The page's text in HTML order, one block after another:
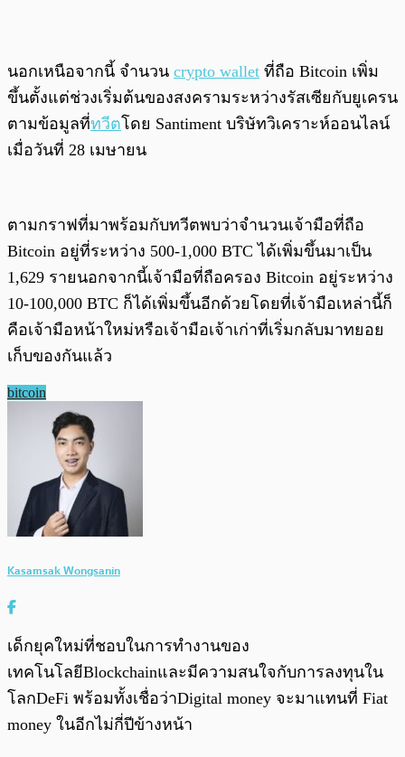
นอกเหนือจากนี้ จำนวน crypto wallet ที่ถือ Bitcoin เพิ่ม
ขึ้นตั้งแต่ช่วงเริ่มต้นของสงครามระหว่างรัสเซียกับยูเครน
ตามข้อมูลที่ทวีตโดย Santiment บริษัทวิเคราะห์ออนไลน์
เมื่อวันที่ 28 เมษายน
ตามกราฟที่มาพร้อมกับทวีตพบว่าจำนวนเจ้ามือที่ถือ
Bitcoin อยู่ที่ระหว่าง 500-1,000 BTC ได้เพิ่มขึ้นมาเป็น
1,629 รายนอกจากนี้เจ้ามือที่ถือครอง Bitcoin อยู่ระหว่าง
10-100,000 BTC ก็ได้เพิ่มขึ้นอีกด้วยโดยที่เจ้ามือเหล่านี้ก็
คือเจ้ามือหน้าใหม่หรือเจ้ามือเจ้าเก่าที่เริ่มกลับมาทยอย
เก็บของกันแล้ว
bitcoin
Kasamsak Wongsanin
เด็กยุคใหม่ที่ชอบในการทำงานของ
เทคโนโลยีBlockchainและมีความสนใจกับการลงทุนใน
โลกDeFi พร้อมทั้งเชื่อว่าDigital money จะมาแทนที่ Fiat
money ในอีกไม่กี่ปีข้างหน้า